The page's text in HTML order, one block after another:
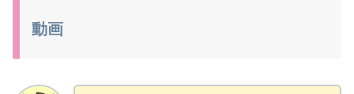
動画